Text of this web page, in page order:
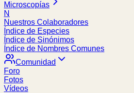
Microscopías
N
Nuestros Colaboradores
Índice de Especies
Índice de Sinónimos
Índice de Nombres Comunes
Comunidad
Foro
Fotos
Vídeos